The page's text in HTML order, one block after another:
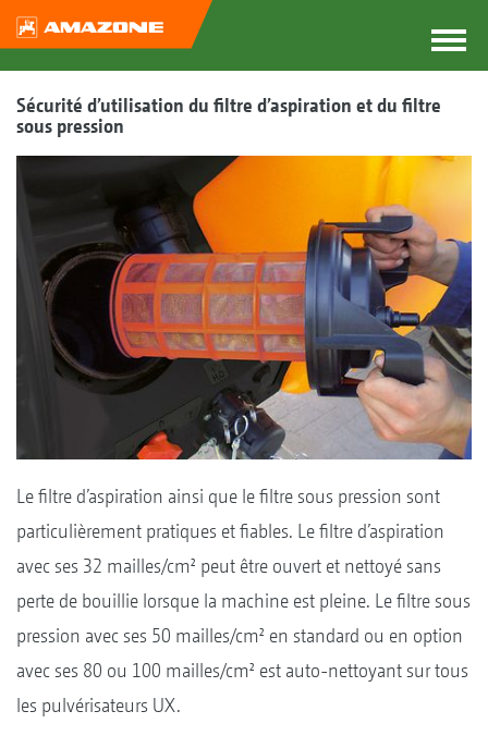
Sécurité d’utilisation du filtre d’aspiration et du filtre
sous pression
Le filtre d’aspiration ainsi que le filtre sous pression sont
particulièrement pratiques et fiables. Le filtre d’aspiration
avec ses 32 mailles/cm² peut être ouvert et nettoyé sans
perte de bouillie lorsque la machine est pleine. Le filtre sous
pression avec ses 50 mailles/cm² en standard ou en option
avec ses 80 ou 100 mailles/cm² est auto-nettoyant sur tous
les pulvérisateurs UX.